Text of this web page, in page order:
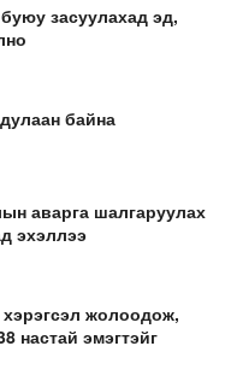
засуулахад эд,
байна
аварга шалгаруулах
эхэллээ
хэрэгсэл жолоодож,
настай эмэгтэйг